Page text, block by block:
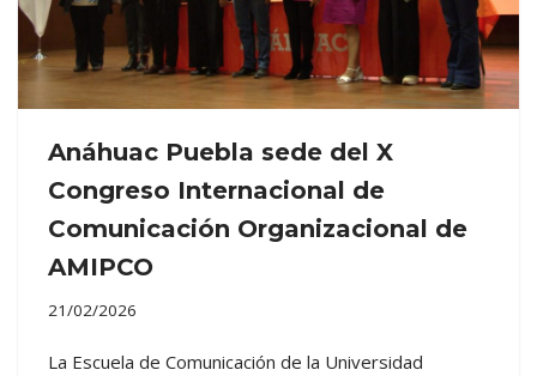
Anáhuac Puebla sede del X
Congreso Internacional de
Comunicación Organizacional de
AMIPCO
21/02/2026
La Escuela de Comunicación de la Universidad